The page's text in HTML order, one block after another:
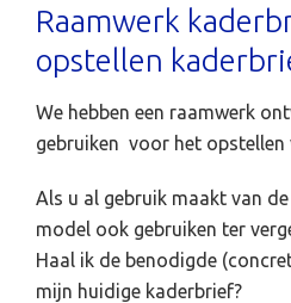
Raamwerk
opstellen
We hebben een raamwerk
gebruiken voor het opstellen
Als u al gebruik maakt van
model ook gebruiken ter
Haal ik de benodigde
mijn huidige kaderbrief?